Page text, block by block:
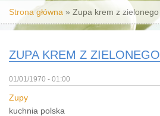
Jesteś tutaj
Strona główna » Zupa krem z
ZUPA KREM Z
01/01/1970 - 01:00
Zupy
kuchnia polska